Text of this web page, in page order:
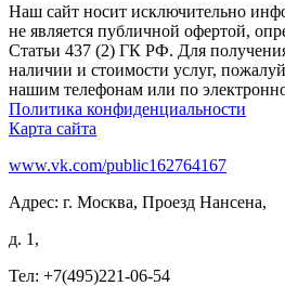
Наш сайт носит исключительно
не является публичной офертой,
Статьи 437 (2) ГК РФ. Для
наличии и стоимости услуг,
нашим телефонам или по
Политика конфиденциальности
Карта сайта
www.vk.com/public162764167
Адрес: г. Москва, Проезд Нансена,
д. 1,
Тел: +7(495)221-06-54